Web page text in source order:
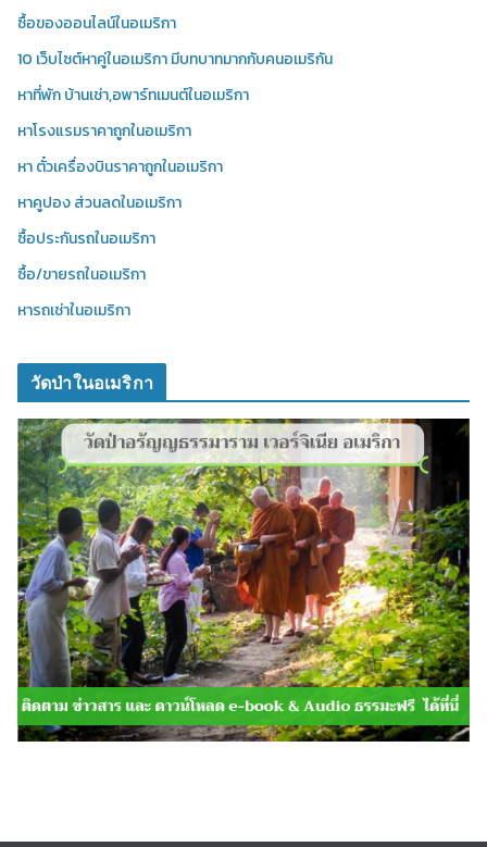
ซื้อของออนไลน์ในอเมริกา
10 เว็บไซต์หาคู่ในอเมริกา มีบทบาทมากกับคนอเมริกัน
หาที่พัก บ้านเช่า,อพาร์ทเมนต์ในอเมริกา
หาโรงแรมราคาถูกในอเมริกา
หา ตั๋วเครื่องบินราคาถูกในอเมริกา
หาคูปอง ส่วนลดในอเมริกา
ซื้อประกันรถในอเมริกา
ซื้อ/ขายรถในอเมริกา
หารถเช่าในอเมริกา
วัดป่าในอเมริกา